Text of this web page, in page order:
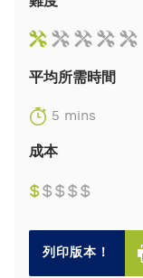
平均所需時間
5 mins
成本
$$ $ $ $
列印版本！